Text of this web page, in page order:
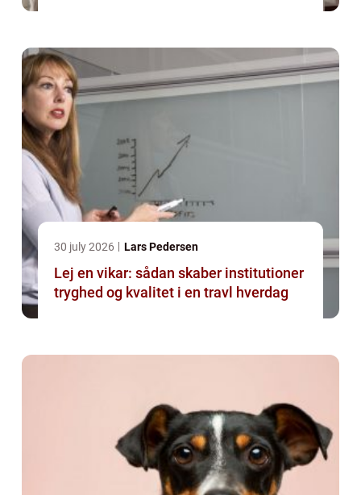
30 july 2026 Lars Pedersen
Lej en vikar: sådan skaber institutioner
tryghed og kvalitet i en travl hverdag